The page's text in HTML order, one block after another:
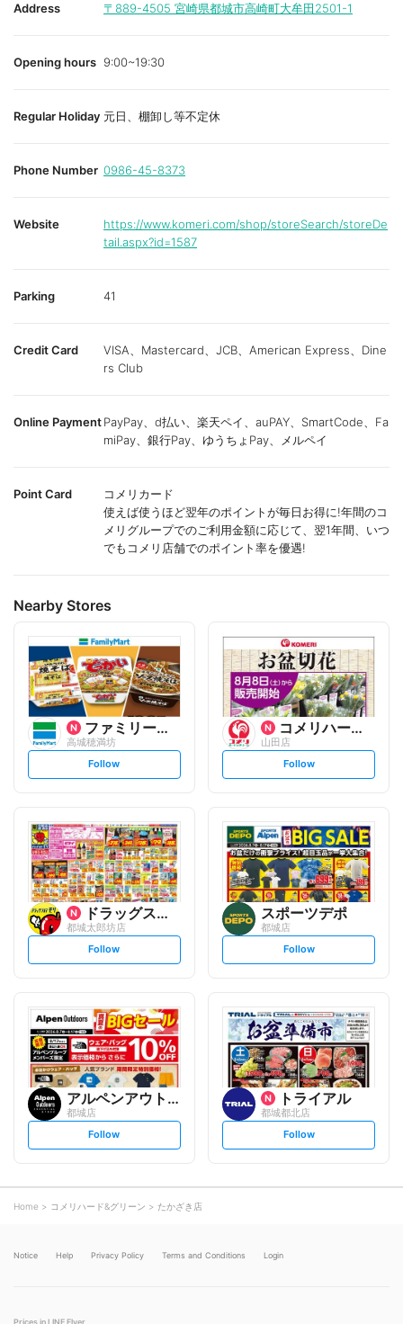
Address 〒889-4505 宮崎県都城市高崎町大牟田2501-1
Opening hours 9:00~19:30
Regular Holiday 元日、棚卸し等不定休
Phone Number 0986-45-8373
Website
https://www.komeri.com/shop/storeSearch/storeDe
tail.aspx?id=1587
Parking 41
Credit Card
VISA、Mastercard、JCB、American Express、Dine
rs Club
Online PaymentPayPay、d払い、楽天ペイ、auPAY、SmartCode、Fa
miPay、銀行Pay、ゆうちょPay、メルペイ
Point Card
コメリカード
使えば使うほど翌年のポイントが毎日お得に!年間のコ
メリグループでのご利用金額に応じて、翌1年間、いつ
でもコメリ店舗でのポイント率を優遇!
Nearby Stores
ファミリーマート
高城穂満坊
s
t
l
o
w
Follow
コメリハード&グリーン
山田店
s
t
o
w
Follow
ドラッグストアモリ
都城太郎坊店
s
t
l
o
w
Follow
スポーツデポ
都城店
s
t
o
w
Follow
アルペンアウトドアーズエッセ...
都城店
s
t
o
Follow
トライアル
都城都北店
s
t
Follow
Home コメリハード&グリーン たかざき店
Notice Help Privacy Policy Terms and Conditions Login
Prices in LINE Flyer